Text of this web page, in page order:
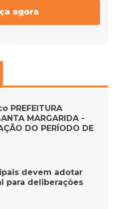
agora
PREFEITURA
MARGARIDA -
DO PERÍODO DE
devem adotar
para deliberações